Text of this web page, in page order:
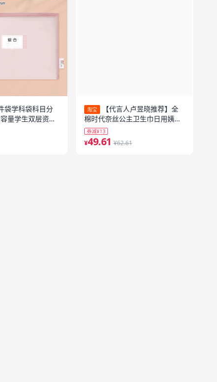
袋学科袋科目分
量学生双层资料
提拎网纱分科书
淘宝
【代言人卢昱晓推荐】全
棉时代奈丝公主卫生巾日用姨妈
巾245mm
券减¥13
¥49.61 ¥62.61